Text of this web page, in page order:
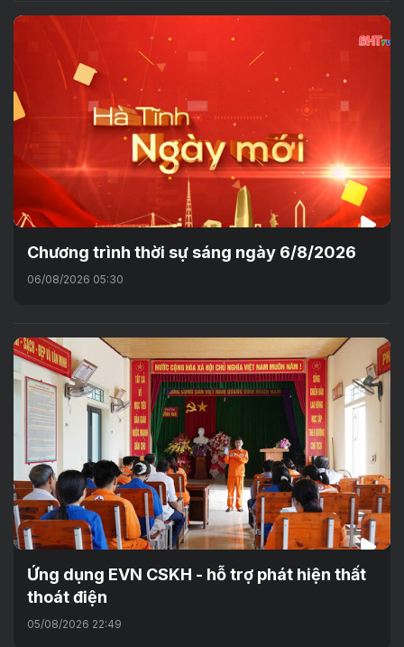
Chương trình thời sự sáng ngày 6/8/2026
06/08/2026 05:30
Ứng dụng EVN CSKH - hỗ trợ phát hiện thất
thoát điện
05/08/2026 22:49